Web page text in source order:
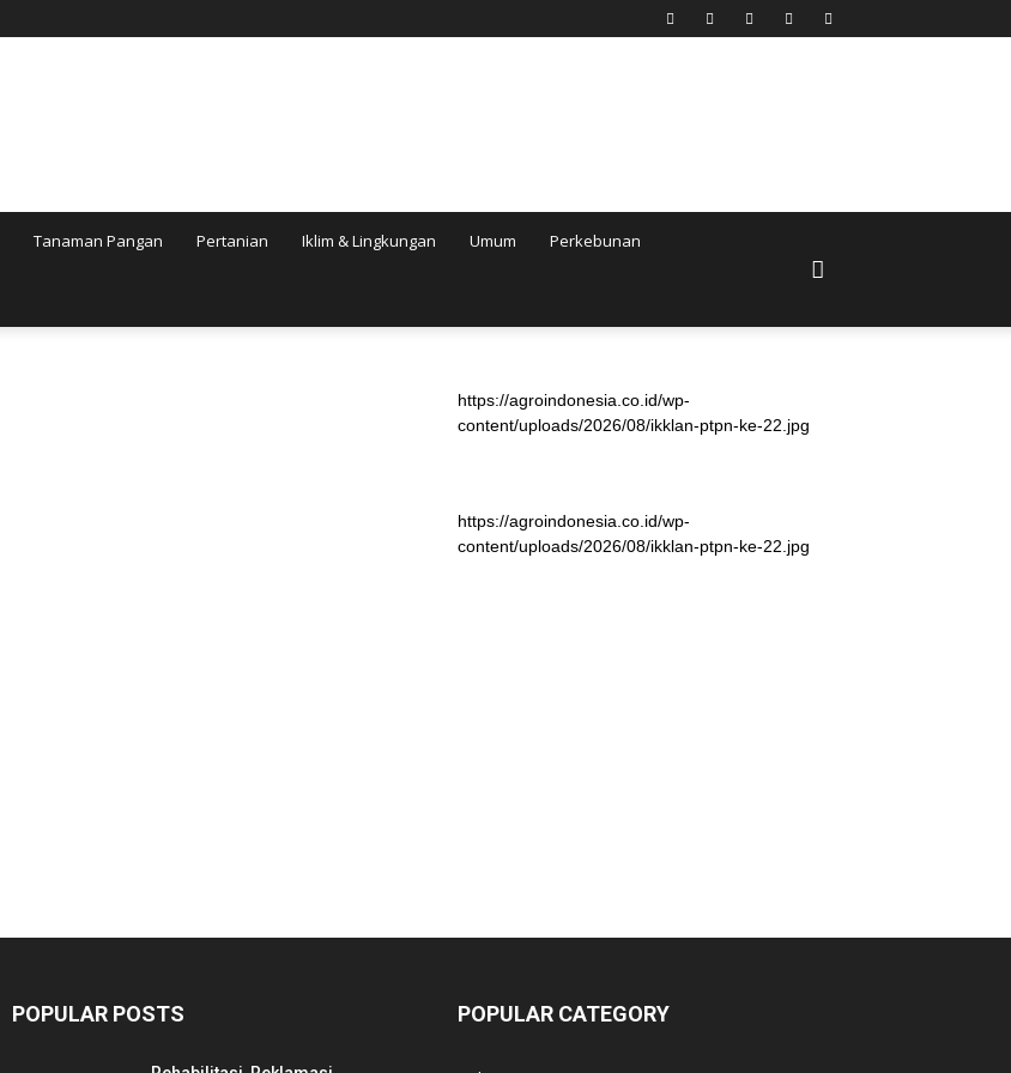
Tanaman Pangan Pertanian Iklim & Lingkungan Umum Perkebunan
https://agroindonesia.co.id/wp-
content/uploads/2026/08/ikklan-ptpn-ke-22.jpg
https://agroindonesia.co.id/wp-
content/uploads/2026/08/ikklan-ptpn-ke-22.jpg
POPULAR POSTS POPULAR CATEGORY